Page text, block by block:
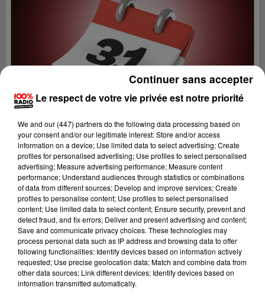
Lecture (1 min 14 sec)
100%
100% Radio l'agenda du Comminges
Le respect de votre vie privée est notre priorité
We and our (447) partnersdo the following data processing based on
your consent and/or our legitimate interest: Store and/or access
information on a device; Use limited data to select advertising; Create
profiles for personalised advertising; Use profiles to select personalised
advertising; Measure advertising performance; Measure content
performance; Understand audiences through statistics or combinations
of data from different sources; Develop and improve services; Create
profiles to personalise content; Use profiles to select personalised
content; Use limited data to select content; Ensure security, prevent and
detect fraud, and fix errors; Deliver and present advertising and content;
Save and communicate privacy choices. These technologies may
process personal data such as IP address and browsing data to offer
following functionalities: Identify devices based on information actively
requested; Use precise geolocation data; Match and combine data from
other data sources; Link different devices; Identify devices based on
information transmitted automatically.
Continuer sans accepter